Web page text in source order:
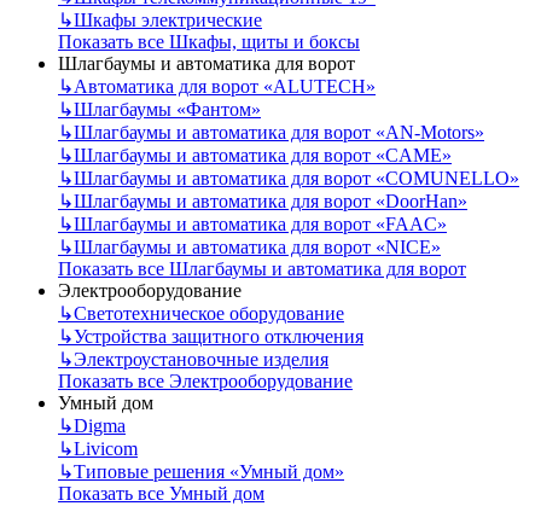
↳Шкафы электрические
Показать все Шкафы, щиты и боксы
Шлагбаумы и автоматика для ворот
↳Автоматика для ворот «ALUTECH»
↳Шлагбаумы «Фантом»
↳Шлагбаумы и автоматика для ворот «AN-Motors»
↳Шлагбаумы и автоматика для ворот «CAME»
↳Шлагбаумы и автоматика для ворот «COMUNELLO»
↳Шлагбаумы и автоматика для ворот «DoorHan»
↳Шлагбаумы и автоматика для ворот «FAAC»
↳Шлагбаумы и автоматика для ворот «NICE»
Показать все Шлагбаумы и автоматика для ворот
Электрооборудование
↳Светотехническое оборудование
↳Устройства защитного отключения
↳Электроустановочные изделия
Показать все Электрооборудование
Умный дом
↳Digma
↳Livicom
↳Типовые решения «Умный дом»
Показать все Умный дом